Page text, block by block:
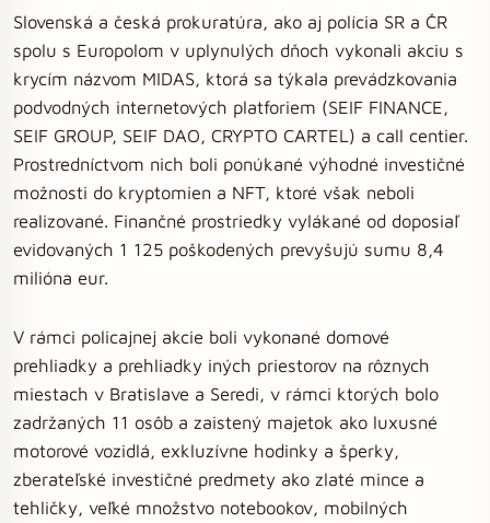
Slovenská a česká prokuratúra, ako aj polícia SR a ČR
spolu s Europolom v uplynulých dňoch vykonali akciu s
krycím názvom MIDAS, ktorá sa týkala prevádzkovania
podvodných internetových platforiem (SEIF FINANCE,
SEIF GROUP, SEIF DAO, CRYPTO CARTEL) a call centier.
Prostredníctvom nich boli ponúkané výhodné investičné
možnosti do kryptomien a NFT, ktoré však neboli
realizované. Finančné prostriedky vylákané od doposiaľ
evidovaných 1 125 poškodených prevyšujú sumu 8,4
milióna eur.
V rámci policajnej akcie boli vykonané domové
prehliadky a prehliadky iných priestorov na rôznych
miestach v Bratislave a Seredi, v rámci ktorých bolo
zadržaných 11 osôb a zaistený majetok ako luxusné
motorové vozidlá, exkluzívne hodinky a šperky,
zberateľské investičné predmety ako zlaté mince a
tehličky, veľké množstvo notebookov, mobilných